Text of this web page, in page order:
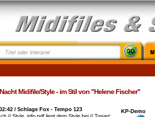
Midifile/Style - im Stil von "Helene Fischer"
/ Schlage Fox - Tempo 123
KP-Demo